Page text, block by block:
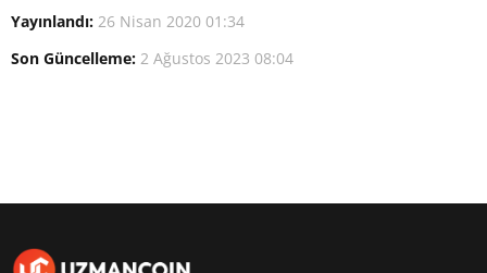
Yayınlandı: 26 Nisan 2020 01:34
Son Güncelleme: 2 Ağustos 2023 08:04